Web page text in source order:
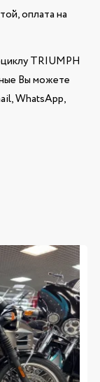
оплата на
TRIUMPH
Вы можете
WhatsApp,